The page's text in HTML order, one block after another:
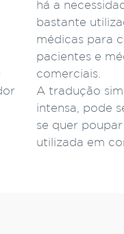
há a
bastante
médicas para
pacientes e
comerciais.
A tradução
intensa, pode
se quer
utilizada em